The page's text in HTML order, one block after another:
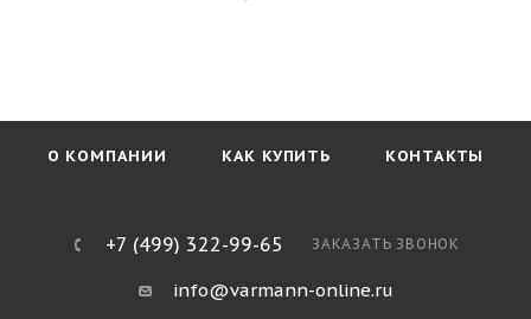
О КОМПАНИИ КАК КУПИТЬ КОНТАКТЫ
+7 (499) 322-99-65 ЗАКАЗАТЬ ЗВОНОК
info@varmann-online.ru